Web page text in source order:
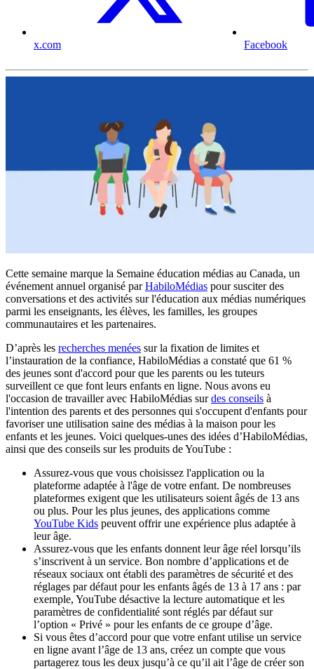
x.com Facebook
Cette semaine marque la Semaine éducation médias au Canada, un
événement annuel organisé parHabiloMédias pour susciter des
conversations et des activités sur l'éducation aux médias numériques
parmi les enseignants, les élèves, les familles, les groupes
communautaires et les partenaires.
D’après les recherches menées sur la fixation de limites et
l’instauration de la confiance, HabiloMédias a constaté que 61 %
des jeunes sont d'accord pour que les parents ou les tuteurs
surveillent ce que font leurs enfants en ligne. Nous avons eu
l'occasion de travailler avec HabiloMédias surdes conseils à
l'intention des parents et des personnes qui s'occupent d'enfants pour
favoriser une utilisation saine des médias à la maison pour les
enfants et les jeunes. Voici quelques-unes des idées d’HabiloMédias,
ainsi que des conseils sur les produits de YouTube :
Assurez-vous que vous choisissez l'application ou la
plateforme adaptée à l'âge de votre enfant. De nombreuses
plateformes exigent que les utilisateurs soient âgés de 13 ans
ou plus. Pour les plus jeunes, des applications comme
YouTube Kids peuvent offrir une expérience plus adaptée à
leur âge.
Assurez-vous que les enfants donnent leur âge réel lorsqu’ils
s’inscrivent à un service. Bon nombre d’applications et de
réseaux sociaux ont établi des paramètres de sécurité et des
réglages par défaut pour les enfants âgés de 13 à 17 ans : par
exemple, YouTube désactive la lecture automatique et les
paramètres de confidentialité sont réglés par défaut sur
l’option « Privé » pour les enfants de ce groupe d’âge.
Si vous êtes d’accord pour que votre enfant utilise un service
en ligne avant l’âge de 13 ans, créez un compte que vous
partagerez tous les deux jusqu’à ce qu’il ait l’âge de créer son